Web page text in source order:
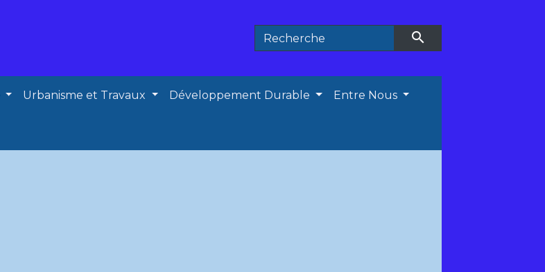
search
Urbanisme et Travaux Développement Durable Entre Nous